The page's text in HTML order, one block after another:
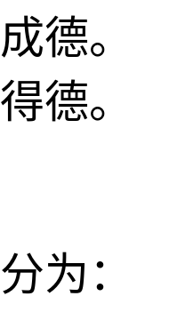
德。
德。
为：